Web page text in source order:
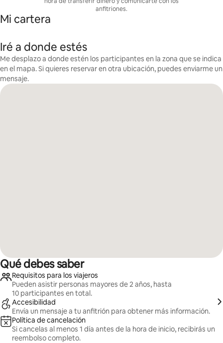
anfitriones.
Mi cartera
Iré a donde estés
Me desplazo a donde estén los participantes en la zona que se indica
en el mapa. Si quieres reservar en otra ubicación, puedes enviarme un
mensaje.
Qué debes saber
Requisitos para los viajeros
Pueden asistir personas mayores de 2 años, hasta
10 participantes en total.
Accesibilidad
Envía un mensaje a tu anfitrión para obtener más información.
Política de cancelación
Si cancelas al menos 1 día antes de la hora de inicio, recibirás un
reembolso completo.